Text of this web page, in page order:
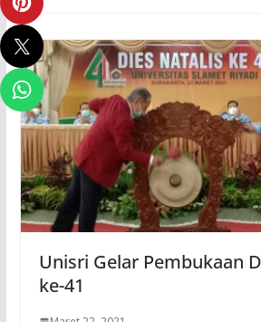
Unisri Gelar Pembukaan
ke-41